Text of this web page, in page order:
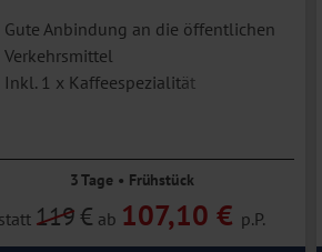
Gute Anbindung an die öffentlichen
Verkehrsmittel
Inkl. 1 x Kaffeespezialität
3 Tage • Frühstück
statt 119€ ab 107,10 € p.P.